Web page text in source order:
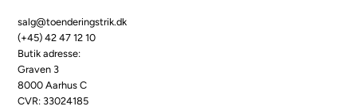
salg@toenderingstrik.dk
(+45) 42 47 12 10
Butik adresse:
Graven 3
8000 Aarhus C
CVR: 33024185